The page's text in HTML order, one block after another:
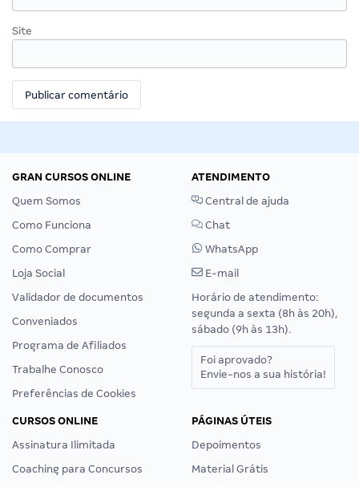
Site
GRAN CURSOS ONLINE
Quem Somos
Como Funciona
Como Comprar
Loja Social
Validador de documentos
Conveniados
Programa de Afiliados
Trabalhe Conosco
Preferências de Cookies
ATENDIMENTO
Central de ajuda
Chat
WhatsApp
E-mail
Horário de atendimento:
segunda a sexta (8h às 20h),
sábado (9h às 13h).
Foi aprovado?
Envie-nos a sua história!
CURSOS ONLINE
Assinatura Ilimitada
Coaching para Concursos
PÁGINAS ÚTEIS
Depoimentos
Material Grátis